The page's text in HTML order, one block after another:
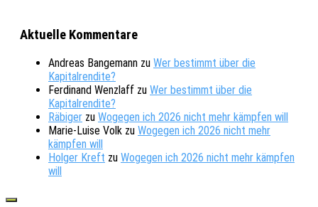
Aktuelle Kommentare
Andreas Bangemann zu Wer bestimmt über die
Kapitalrendite?
Ferdinand Wenzlaff zu Wer bestimmt über die
Kapitalrendite?
Räbiger zu Wogegen ich 2026 nicht mehr kämpfen will
Marie-Luise Volk zu Wogegen ich 2026 nicht mehr
kämpfen will
Holger Kreft zu Wogegen ich 2026 nicht mehr kämpfen
will